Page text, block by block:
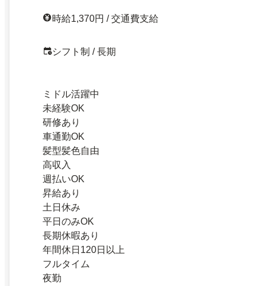
時給1,370円 / 交通費支給
シフト制 / 長期
ミドル活躍中
未経験OK
研修あり
車通勤OK
髪型髪色自由
高収入
週払いOK
昇給あり
土日休み
平日のみOK
長期休暇あり
年間休日120日以上
フルタイム
夜勤